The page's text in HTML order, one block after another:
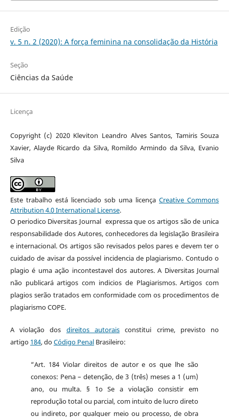
Edição
v. 5 n. 2 (2020): A força feminina na consolidação da História
Seção
Ciências da Saúde
Licença
Copyright (c) 2020 Kleviton Leandro Alves Santos, Tamiris Souza
Xavier, Alayde Ricardo da Silva, Romildo Armindo da Silva, Evanio
Silva
Este trabalho está licenciado sob uma licençaCreative Commons
Attribution 4.0 International License.
O periodico Diversitas Journal expressa que os artigos são de unica
responsabilidade dos Autores, conhecedores da legislação Brasileira
e internacional. Os artigos são revisados pelos pares e devem ter o
cuidado de avisar da possível incidencia de plagiarismo. Contudo o
plagio é uma ação incontestavel dos autores. A Diversitas Journal
não publicará artigos com indicios de Plagiarismos. Artigos com
plagios serão tratados em conformidade com os procedimentos de
plagiarismo COPE.
A violação dos direitos autorais constitui crime, previsto no
artigo 184, doCódigo PenalBrasileiro:
“Art. 184 Violar direitos de autor e os que lhe são
conexos: Pena – detenção, de 3 (três) meses a 1 (um)
ano, ou multa. § 1o Se a violação consistir em
reprodução total ou parcial, com intuito de lucro direto
ou indireto, por qualquer meio ou processo, de obra